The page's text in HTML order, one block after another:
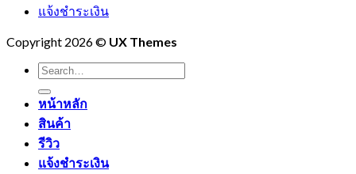
แจ้งชำระเงิน
Copyright 2026 © UX Themes
Search
for:
หน้าหลัก
สินค้า
รีวิว
แจ้งชำระเงิน